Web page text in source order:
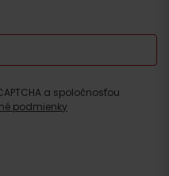
a spoločnosťou
podmienky